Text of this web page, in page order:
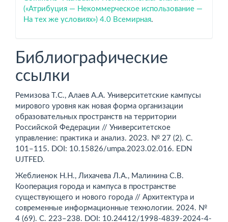
(«Атрибуция — Некоммерческое использование —
На тех же условиях») 4.0 Всемирная.
Библиографические
ссылки
Ремизова Т.С., Алаев А.А. Университетские кампусы
мирового уровня как новая форма организации
образовательных пространств на территории
Российской Федерации // Университетское
управление: практика и анализ. 2023. № 27 (2). С.
101–115. DОI: 10.15826/umpa.2023.02.016. EDN
UJTFED.
Жеблиенок Н.Н., Лихачева Л.А., Малинина С.В.
Кооперация города и кампуса в пространстве
существующего и нового города // Архитектура и
современные информационные технологии. 2024. №
4 (69). С. 223–238. DOI: 10.24412/1998-4839-2024-4-